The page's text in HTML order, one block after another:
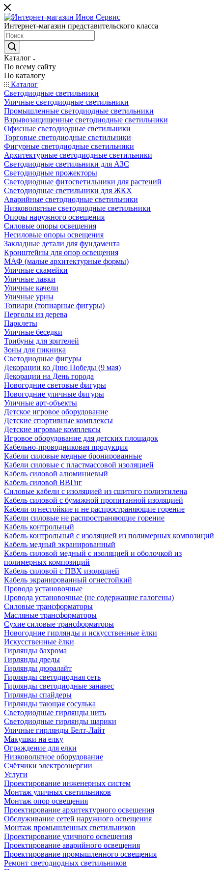
Интернет-магазин представительского класса
Каталог
По всему сайту
По каталогу
Каталог
Светодиодные светильники
Уличные светодиодные светильники
Промышленные светодиодные светильники
Взрывозащищенные светодиодные светильники
Офисные светодиодные светильники
Торговые светодиодные светильники
Фигурные светодиодные светильники
Архитектурные светодиодные светильники
Светодиодные светильники для АЗС
Светодиодные прожекторы
Светодиодные фитосветильники для растений
Светодиодные светильники для ЖКХ
Аварийные светодиодные светильники
Низковольтные светодиодные светильники
Опоры наружного освещения
Силовые опоры освещения
Несиловые опоры освещения
Закладные детали для фундамента
Кронштейны для опор освещения
МАФ (малые архитектурные формы)
Уличные скамейки
Уличные лавки
Уличные качели
Уличные урны
Топиари (топиарные фигуры)
Перголы из дерева
Парклеты
Уличные беседки
Трибуны для зрителей
Зоны для пикника
Светодиодные фигуры
Декорации ко Дню Победы (9 мая)
Декорации на День города
Новогодние световые фигуры
Новогодние уличные фигуры
Уличные арт-объекты
Детское игровое оборудование
Детские спортивные комплексы
Детские игровые комплексы
Игровое оборудование для детских площадок
Кабельно-проводниковая продукция
Кабели силовые медные бронированные
Кабели силовые с пластмассовой изоляцией
Кабель силовой алюминиевый
Кабель силовой ВВГнг
Силовые кабели с изоляцией из сшитого полиэтилена
Кабель силовой с бумажной пропитанной изоляцией
Кабели огнестойкие и не распространяющие горение
Кабели силовые не распространяющие горение
Кабель контрольный
Кабель контрольный с изоляцией из полимерных композиций
Кабель медный экранированный
Кабель силовой медный с изоляцией и оболочкой из
полимерных композиций
Кабель силовой с ПВХ изоляцией
Кабель экранированный огнестойкий
Провода установочные
Провода установочные (не содержащие галогены)
Силовые трансформаторы
Масляные трансформаторы
Сухие силовые трансформаторы
Новогодние гирлянды и искусственные ёлки
Искусственные ёлки
Гирлянды бахрома
Гирлянды дреды
Гирлянды дюралайт
Гирлянды светодиодная сеть
Гирлянды светодиодные занавес
Гирлянды спайдеры
Гирлянды тающая сосулька
Светодиодные гирлянды нить
Светодиодные гирлянды шарики
Уличные гирлянды Белт-Лайт
Макушки на елку
Ограждение для елки
Низковольтное оборудование
Счётчики электроэнергии
Услуги
Проектирование инженерных систем
Монтаж уличных светильников
Монтаж опор освещения
Проектирование архитектурного освещения
Обслуживание сетей наружного освещения
Монтаж промышленных светильников
Проектирование уличного освещения
Проектирование аварийного освещения
Проектирование промышленного освещения
Ремонт светодиодных светильников